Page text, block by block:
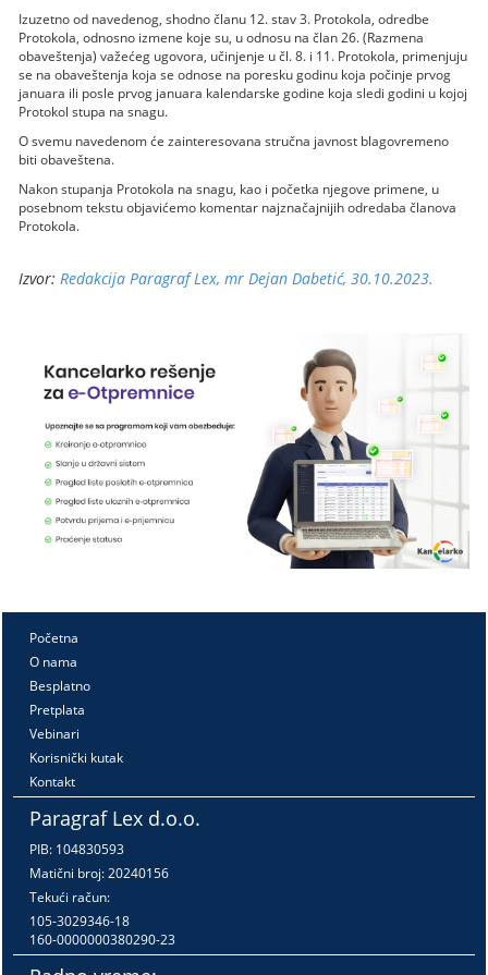
Izuzetno od navedenog, shodno članu 12. stav 3. Protokola, odredbe
Protokola, odnosno izmene koje su, u odnosu na član 26. (Razmena
obaveštenja) važećeg ugovora, učinjenje u čl. 8. i 11. Protokola, primenjuju
se na obaveštenja koja se odnose na poresku godinu koja počinje prvog
januara ili posle prvog januara kalendarske godine koja sledi godini u kojoj
Protokol stupa na snagu.
O svemu navedenom će zainteresovana stručna javnost blagovremeno
biti obaveštena.
Nakon stupanja Protokola na snagu, kao i početka njegove primene, u
posebnom tekstu objavićemo komentar najznačajnijih odredaba članova
Protokola.
Izvor: Redakcija Paragraf Lex, mr Dejan Dabetić, 30.10.2023.
Početna
O nama
Besplatno
Pretplata
Vebinari
Korisnički kutak
Kontakt
Paragraf Lex d.o.o.
PIB: 104830593
Matični broj: 20240156
Tekući račun:
105-3029346-18
160-0000000380290-23